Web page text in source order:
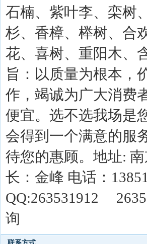
石楠、紫叶李、栾树
杉、香樟、榉树、合
花、喜树、重阳木、
旨：以质量为根本，
作，竭诚为广大消费
便宜。选不选我场是
会得到一个满意的服
待您的惠顾。地址:
长：金峰 电话：
QQ:263531912
询